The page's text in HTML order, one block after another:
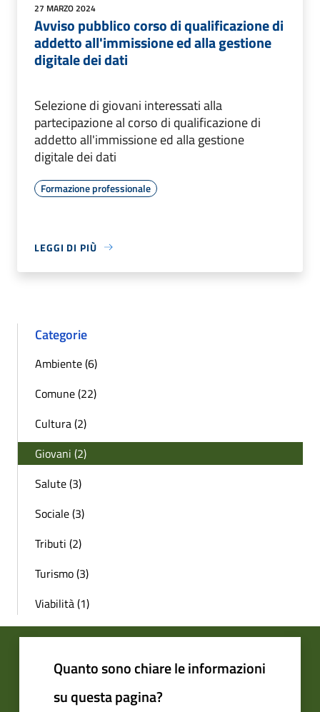
27 MARZO 2024
Avviso pubblico corso di qualificazione di
addetto all'immissione ed alla gestione
digitale dei dati
Selezione di giovani interessati alla
partecipazione al corso di qualificazione di
addetto all'immissione ed alla gestione
digitale dei dati
Formazione professionale
LEGGI DI PIÙ
Categorie
Ambiente (6)
Comune (22)
Cultura (2)
Giovani (2)
Salute (3)
Sociale (3)
Tributi (2)
Turismo (3)
Viabilità (1)
Quanto sono chiare le informazioni
su questa pagina?